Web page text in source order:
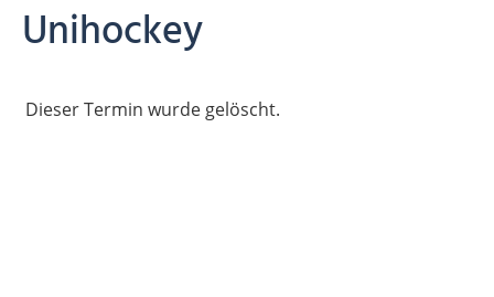
Unihockey
Dieser Termin wurde gelöscht.